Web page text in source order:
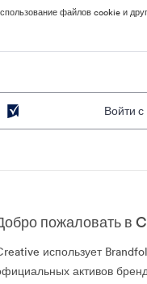
файлов cookie и
Войти
пожаловать в
использует
активов